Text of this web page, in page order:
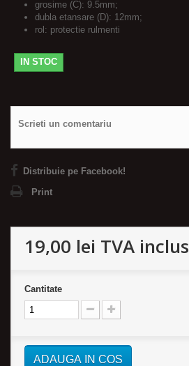
grosime (C): 9.5mm;
dubla etansare (D): 12mm;
rol: protectie rulmenti
IN STOC
Scrieti un comentariu
Distribuie pe Facebook!
Print
19,00 lei TVA inclus
Cantitate
ADAUGA IN COS